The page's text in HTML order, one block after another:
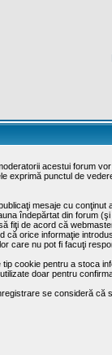
acestui forum
exprimă punctul de
mesaje cu
îndepărtat din forum
fiţi de acord că
că orice informaţie
care nu pot fi facuţi
cookie pentru a stoca
doar pentru
se consideră că